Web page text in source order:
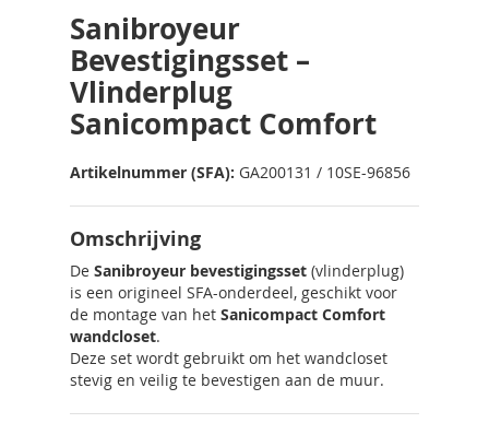
Sanibroyeur
Bevestigingsset –
Vlinderplug
Sanicompact Comfort
Artikelnummer (SFA): GA200131 / 10SE-96856
Omschrijving
De Sanibroyeur bevestigingsset (vlinderplug)
is een origineel SFA-onderdeel, geschikt voor
de montage van het Sanicompact Comfort
wandcloset.
Deze set wordt gebruikt om het wandcloset
stevig en veilig te bevestigen aan de muur.